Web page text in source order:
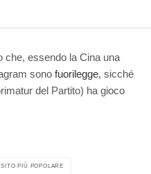
che, essendo la Cina una
sono fuorilegge, sicché
del Partito) ha gioco
PIÙ POPOLARE